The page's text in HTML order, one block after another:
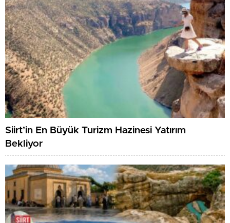
Siirt’in En Büyük Turizm Hazinesi Yatırım
Bekliyor